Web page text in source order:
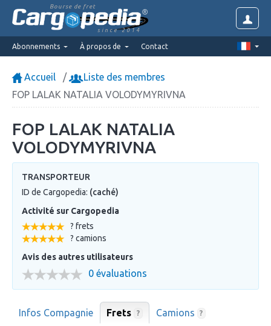
Bourse de fret
since 2014
Abonnements À propos de Contact
Accueil
Liste des membres
FOP LALAK NATALIA VOLODYMYRIVNA
FOP LALAK NATALIA
VOLODYMYRIVNA
TRANSPORTEUR
ID de Cargopedia: (caché)
Activité sur Cargopedia
? frets
? camions
Avis des autres utilisateurs
0 évaluations
Infos Compagnie Frets ? Camions ?